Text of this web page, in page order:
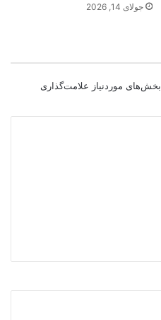
جولای 14, 2026
بخش‌های موردنیاز علامت‌گذاری